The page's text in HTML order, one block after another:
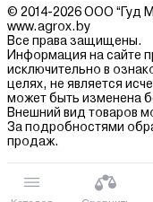
© 2014-2026 ООО “Гуд
www.agrox.by
Все права защищены.
Информация на сайте
исключительно в
целях, не является
может быть изменена
Внешний вид товаров
За подробностями
продаж.